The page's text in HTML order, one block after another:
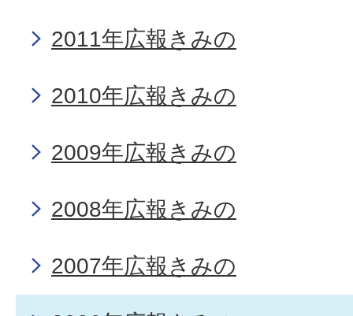
2011年広報きみの
2010年広報きみの
2009年広報きみの
2008年広報きみの
2007年広報きみの